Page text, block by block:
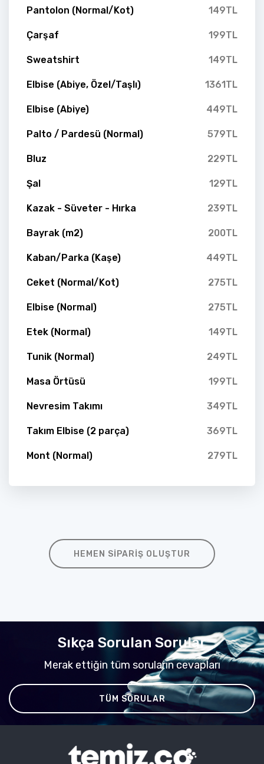
Pantolon (Normal/Kot) 149TL
Çarşaf 199TL
Sweatshirt 149TL
Elbise (Abiye, Özel/Taşlı) 1361TL
Elbise (Abiye) 449TL
Palto / Pardesü (Normal) 579TL
Bluz 229TL
Şal 129TL
Kazak - Süveter - Hırka 239TL
Bayrak (m2) 200TL
Kaban/Parka (Kaşe) 449TL
Ceket (Normal/Kot) 275TL
Elbise (Normal) 275TL
Etek (Normal) 149TL
Tunik (Normal) 249TL
Masa Örtüsü 199TL
Nevresim Takımı 349TL
Takım Elbise (2 parça) 369TL
Mont (Normal) 279TL
HEMEN SIPARIŞ OLUŞTUR
Sıkça Sorulan Sorular
Merak ettiğin tüm soruların cevapları
TÜM SORULAR